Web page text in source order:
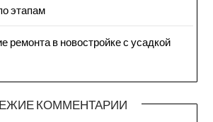
этапам
ремонта в новостройке с усадкой
КОММЕНТАРИИ